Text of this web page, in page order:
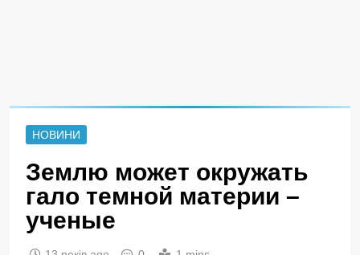
НОВИНИ
Землю может окружать
гало темной материи –
ученые